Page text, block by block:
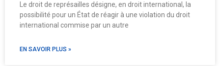
Le droit de représailles désigne, en droit international, la
possibilité pour un État de réagir à une violation du droit
international commise par un autre
EN SAVOIR PLUS »